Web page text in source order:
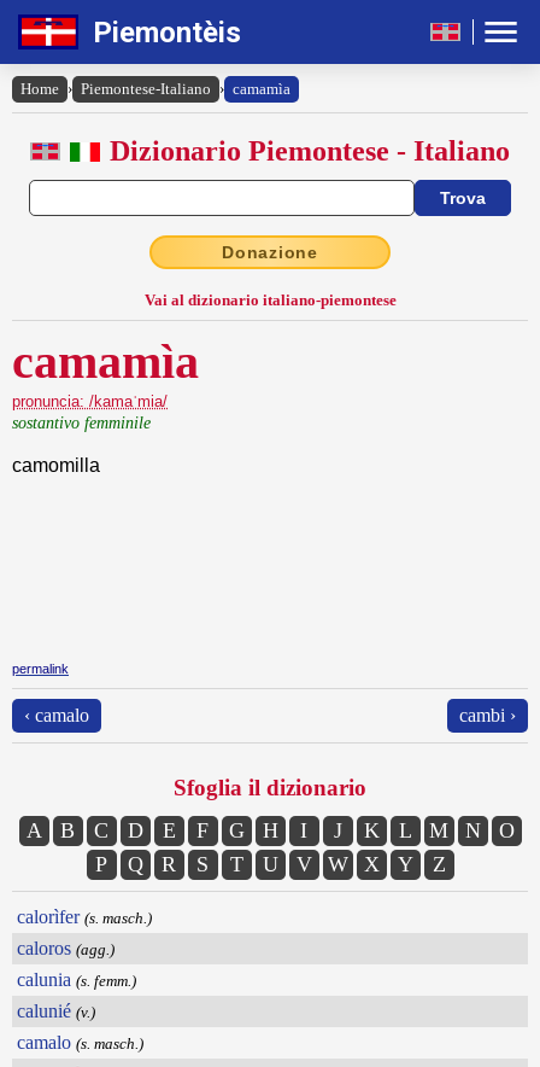
Piemontèis
Home › Piemontese-Italiano › camamìa
Dizionario Piemontese - Italiano
Donazione
Vai al dizionario italiano-piemontese
camamìa
pronuncia: /kamaˈmia/
sostantivo femminile
camomilla
permalink
‹ camalo cambi ›
Sfoglia il dizionario
A B C D E F G H I J K L M N
O
P
Q R S T U V W X Y Z
calorìfer (s. masch.)
caloros (agg.)
calunia (s. femm.)
calunié (v.)
camalo (s. masch.)